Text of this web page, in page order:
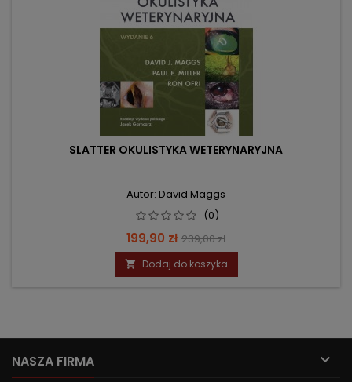
SLATTER OKULISTYKA WETERYNARYJNA
Autor: David Maggs
(0)
Cena
199,90 zł Cena
podstawowa
239,00 zł
 Dodaj do koszyka
NASZA FIRMA 